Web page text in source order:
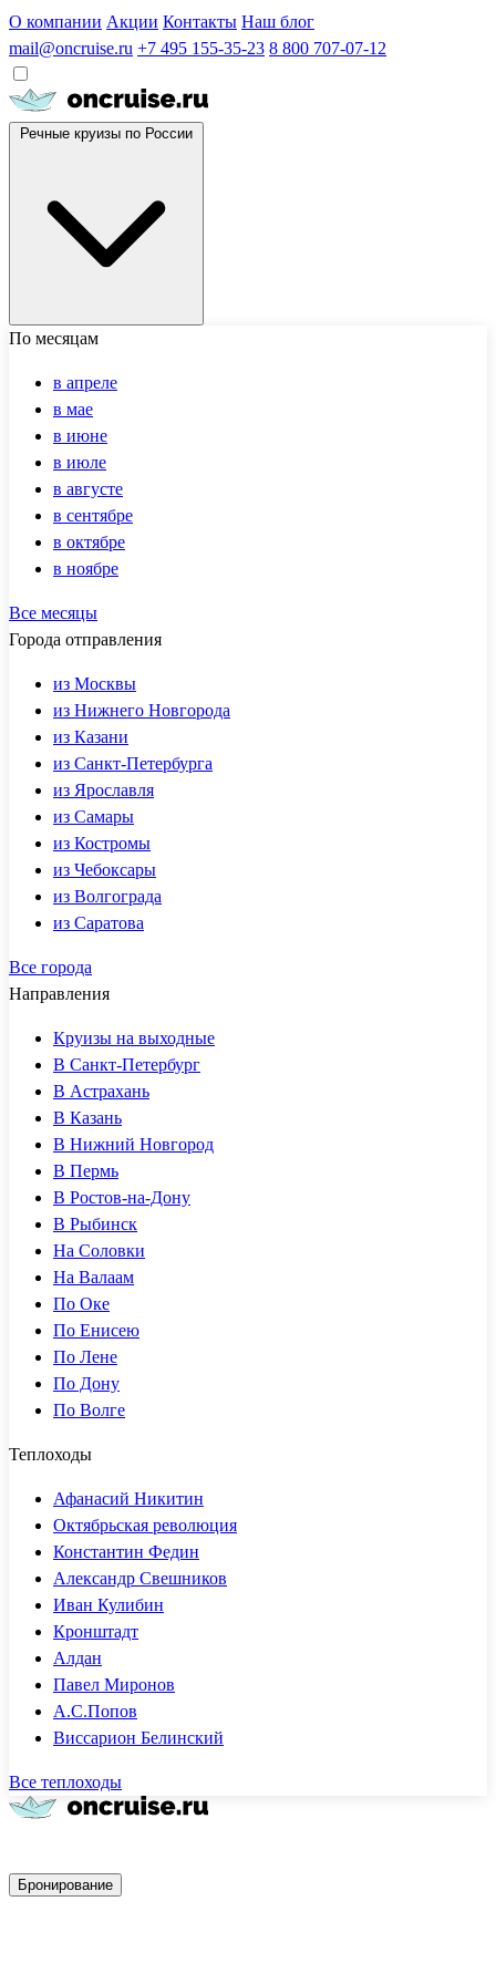
О компании Акции Контакты Наш блог
mail@oncruise.ru +7 495 155-35-23 8 800 707-07-12
По месяцам
в апреле
в мае
в июне
в июле
в августе
в сентябре
в октябре
в ноябре
Все месяцы
Города отправления
из Москвы
из Нижнего Новгорода
из Казани
из Санкт-Петербурга
из Ярославля
из Самары
из Костромы
из Чебоксары
из Волгограда
из Саратова
Все города
Направления
Круизы на выходные
В Санкт-Петербург
В Астрахань
В Казань
В Нижний Новгород
В Пермь
В Ростов-на-Дону
В Рыбинск
На Соловки
На Валаам
По Оке
По Енисею
По Лене
По Дону
По Волге
Теплоходы
Афанасий Никитин
Октябрьская революция
Константин Федин
Александр Свешников
Иван Кулибин
Кронштадт
Алдан
Павел Миронов
А.С.Попов
Виссарион Белинский
Все теплоходы
Бронирование